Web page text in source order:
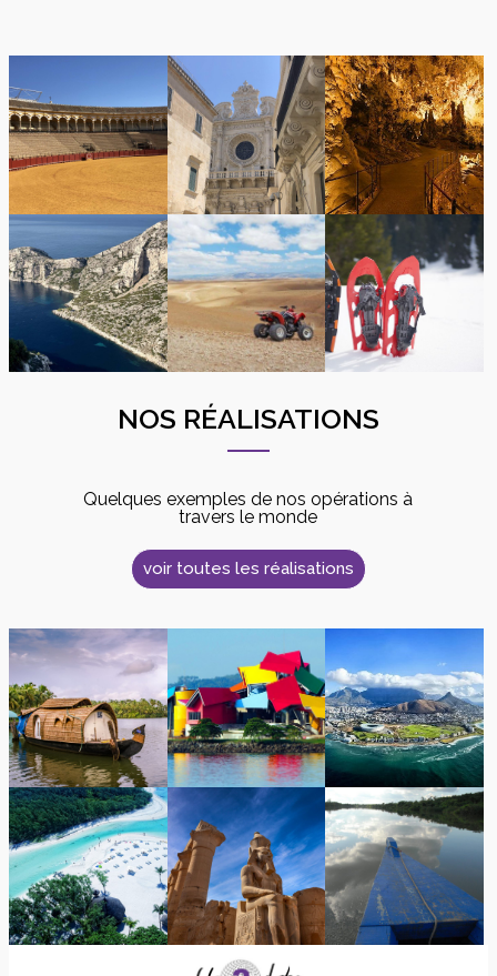
NOS RÉALISATIONS
Quelques exemples de nos opérations à
travers le monde
voir toutes les réalisations